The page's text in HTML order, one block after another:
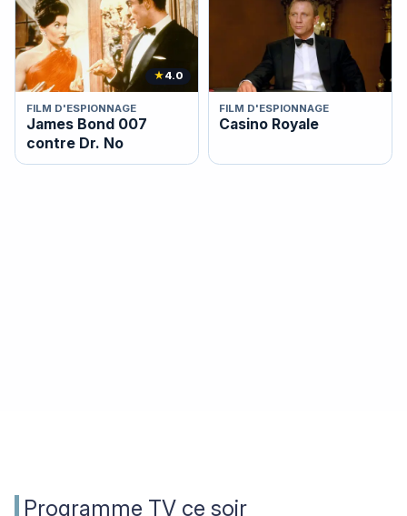
★4.0
FILM D'ESPIONNAGE
James Bond 007
contre Dr. No
FILM D'ESPIONNAGE
Casino Royale
Programme TV ce soir